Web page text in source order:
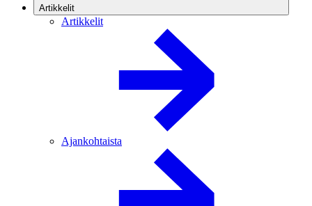
Artikkelit
Artikkelit
Ajankohtaista